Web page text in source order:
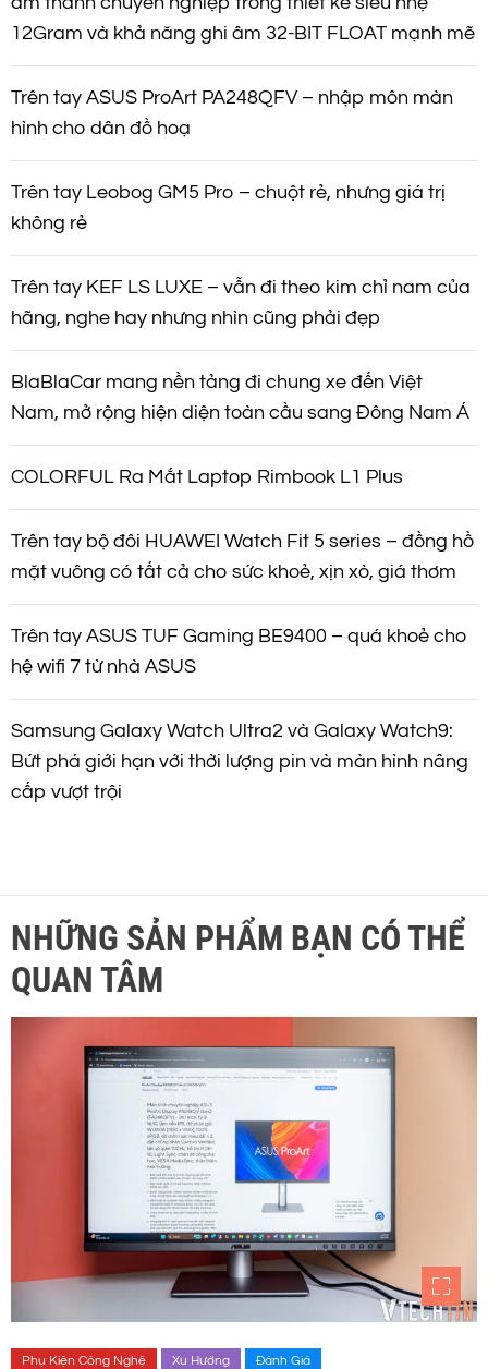
12Gram và khả năng ghi âm 32-BIT FLOAT mạnh mẽ
Trên tay ASUS ProArt PA248QFV – nhập môn màn
hình cho dân đồ hoạ
Trên tay Leobog GM5 Pro – chuột rẻ, nhưng giá trị
không rẻ
Trên tay KEF LS LUXE – vẫn đi theo kim chỉ nam của
hãng, nghe hay nhưng nhìn cũng phải đẹp
BlaBlaCar mang nền tảng đi chung xe đến Việt
Nam, mở rộng hiện diện toàn cầu sang Đông Nam Á
COLORFUL Ra Mắt Laptop Rimbook L1 Plus
Trên tay bộ đôi HUAWEI Watch Fit 5 series – đồng hồ
mặt vuông có tất cả cho sức khoẻ, xịn xò, giá thơm
Trên tay ASUS TUF Gaming BE9400 – quá khoẻ cho
hệ wifi 7 từ nhà ASUS
Samsung Galaxy Watch Ultra2 và Galaxy Watch9:
Bứt phá giới hạn với thời lượng pin và màn hình nâng
cấp vượt trội
NHỮNG SẢN PHẨM BẠN CÓ THỂ
QUAN TÂM
Phụ Kiện Công Nghệ Xu Hướng Đánh Giá